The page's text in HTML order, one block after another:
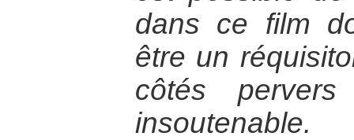
dans ce film
être un
côtés pervers
insoutenable.